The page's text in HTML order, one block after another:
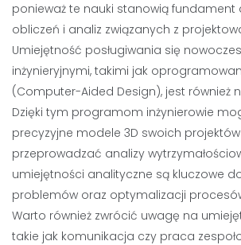
ponieważ te nauki stanowią fundament
obliczeń i analiz związanych z
Umiejętność posługiwania się
inżynieryjnymi, takimi jak
(Computer-Aided Design), jest również
Dzięki tym programom inżynierowie
precyzyjne modele 3D swoich
przeprowadzać analizy
umiejętności analityczne są kluczowe
problemów oraz optymalizacji
Warto również zwrócić uwagę na
takie jak komunikacja czy praca